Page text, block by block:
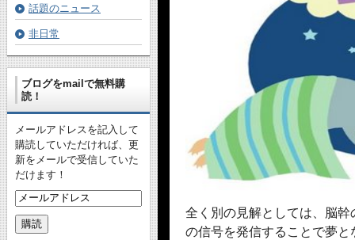
全く別の見解としては、脳
の信号を発信することで夢
話題のニュース
非日常
ブログをmailで無料購
読！
メールアドレスを記入して
購読していただければ、更
新をメールで受信していた
だけます！